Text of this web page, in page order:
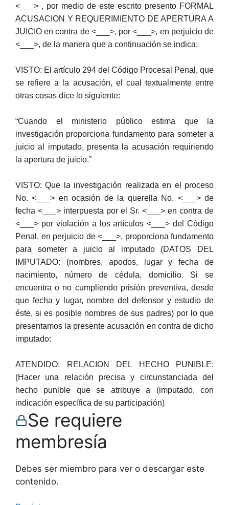
<___> , por medio de este escrito presento FORMAL
ACUSACION Y REQUERIMIENTO DE APERTURA A
JUICIO en contra de <___>, por <___>, en perjuicio de
<___>, de la manera que a continuación se indica:
VISTO: El artículo 294 del Código Procesal Penal, que
se refiere a la acusación, el cual textualmente entre
otras cosas dice lo siguiente:
“Cuando el ministerio público estima que la
investigación proporciona fundamento para someter a
juicio al imputado, presenta la acusación requiriendo
la apertura de juicio.”
VISTO: Que la investigación realizada en el proceso
No. <___> en ocasión de la querella No. <___> de
fecha <___> interpuesta por el Sr. <___> en contra de
<___> por violación a los artículos <___> del Código
Penal, en perjuicio de <___>, proporciona fundamento
para someter a juicio al imputado (DATOS DEL
IMPUTADO: (nombres, apodos, lugar y fecha de
nacimiento, número de cédula, domicilio. Si se
encuentra o no cumpliendo prisión preventiva, desde
que fecha y lugar, nombre del defensor y estudio de
éste, si es posible nombres de sus padres) por lo que
presentamos la presente acusación en contra de dicho
imputado:
ATENDIDO: RELACION DEL HECHO PUNIBLE:
(Hacer una relación precisa y circunstanciada del
hecho punible que se atribuye a (imputado, con
indicación específica de su participación)
Se requiere
membresía
Debes ser miembro para ver o descargar este
contenido.